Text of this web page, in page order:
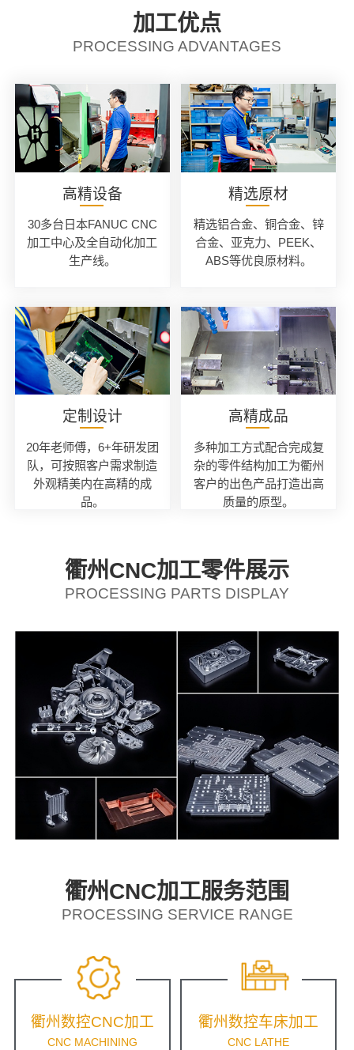
加工优点
PROCESSING ADVANTAGES
高精设备
30多台日本FANUC CNC
加工中心及全自动化加工
生产线。
精选原材
精选铝合金、铜合金、锌
合金、亚克力、PEEK、
ABS等优良原材料。
定制设计
20年老师傅，6+年研发团
队，可按照客户需求制造
外观精美内在高精的成
品。
高精成品
多种加工方式配合完成复
杂的零件结构加工为衢州
客户的出色产品打造出高
质量的原型。
衢州CNC加工零件展示
PROCESSING PARTS DISPLAY
衢州CNC加工服务范围
PROCESSING SERVICE RANGE
衢州数控CNC加工
CNC MACHINING
衢州数控车床加工
CNC LATHE